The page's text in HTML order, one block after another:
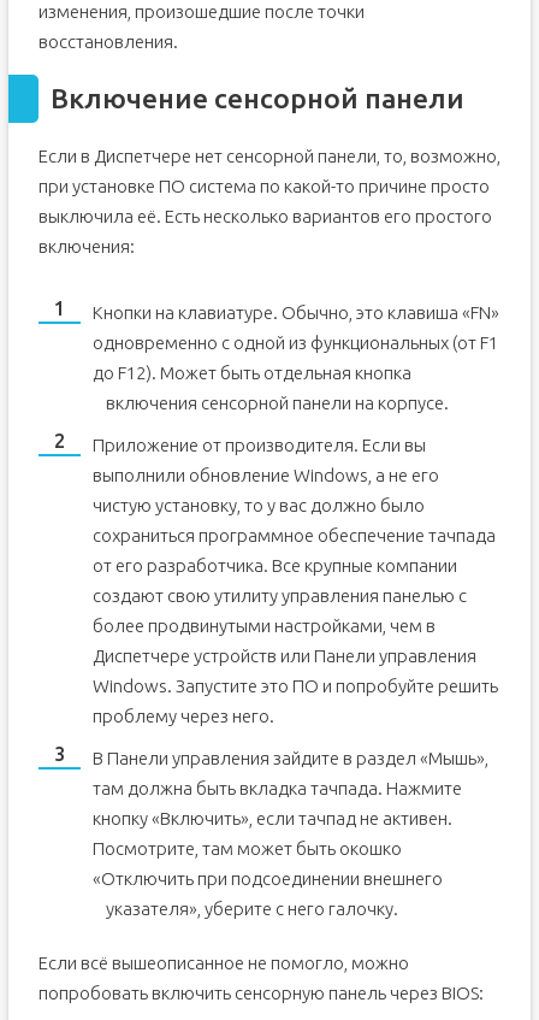
изменения, произошедшие после точки
восстановления.
Включение сенсорной панели
Если в Диспетчере нет сенсорной панели, то, возможно,
при установке ПО система по какой-то причине просто
выключила её. Есть несколько вариантов его простого
включения:
Кнопки на клавиатуре. Обычно, это клавиша «FN»
одновременно с одной из функциональных (от F1
до F12). Может быть отдельная кнопка
включения сенсорной панели на корпусе.
Приложение от производителя. Если вы
выполнили обновление Windows, а не его
чистую установку, то у вас должно было
сохраниться программное обеспечение тачпада
от его разработчика. Все крупные компании
создают свою утилиту управления панелью с
более продвинутыми настройками, чем в
Диспетчере устройств или Панели управления
Windows. Запустите это ПО и попробуйте решить
проблему через него.
В Панели управления зайдите в раздел «Мышь»,
там должна быть вкладка тачпада. Нажмите
кнопку «Включить», если тачпад не активен.
Посмотрите, там может быть окошко
«Отключить при подсоединении внешнего
указателя», уберите с него галочку.
Если всё вышеописанное не помогло, можно
попробовать включить сенсорную панель через BIOS: